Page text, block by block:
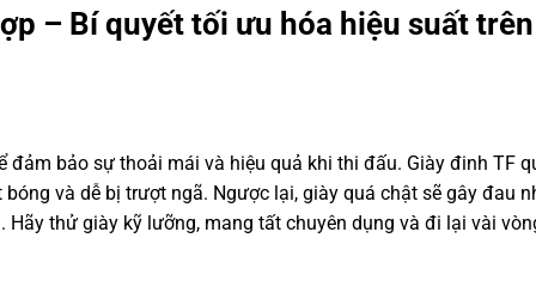
– Bí quyết tối ưu hóa hiệu suất
đảm bảo sự thoải mái và hiệu quả khi thi đấu. Giày đinh TF
và dễ bị trượt ngã. Ngược lại, giày quá chật sẽ gây đau
thử giày kỹ lưỡng, mang tất chuyên dụng và đi lại vài